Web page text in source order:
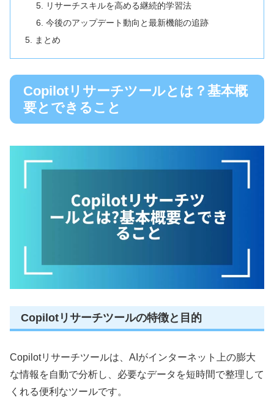
リサーチスキルを高める継続的学習法
今後のアップデート動向と最新機能の追跡
まとめ
Copilotリサーチツールとは？基本概
要とできること
Copilotリサーチツールの特徴と目的
Copilotリサーチツールは、AIがインターネット上の膨大
な情報を自動で分析し、必要なデータを短時間で整理して
くれる便利なツールです。